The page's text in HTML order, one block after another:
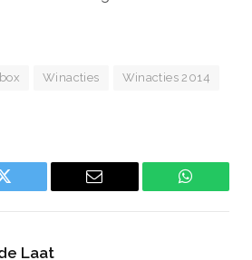
Winacties Winacties 2014
Twitter Email
Laat